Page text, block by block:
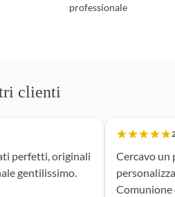
professionale
clienti
perfetti, originali
gentilissimo.
Cercavo
Comunione di